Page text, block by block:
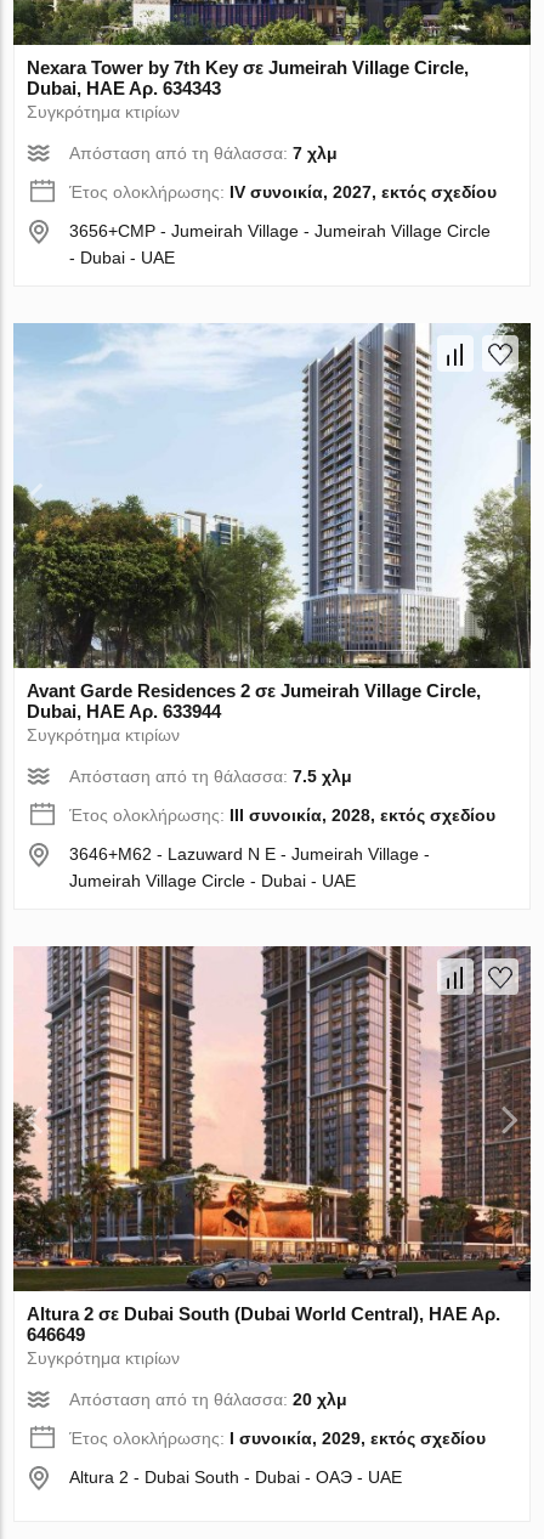
Nexara Tower by 7th Key σε Jumeirah Village Circle,
Dubai, ΗΑΕ Αρ. 634343
Συγκρότημα κτιρίων
Απόσταση από τη θάλασσα:7 χλμ
Έτος ολοκλήρωσης: IV συνοικία, 2027, εκτός σχεδίου
3656+CMP - Jumeirah Village - Jumeirah Village Circle
- Dubai - UAE
Avant Garde Residences 2 σε Jumeirah Village Circle,
Dubai, ΗΑΕ Αρ. 633944
Συγκρότημα κτιρίων
Απόσταση από τη θάλασσα:7.5 χλμ
Έτος ολοκλήρωσης: III συνοικία, 2028, εκτός σχεδίου
3646+M62 - Lazuward N E - Jumeirah Village -
Jumeirah Village Circle - Dubai - UAE
Altura 2 σε Dubai South (Dubai World Central), ΗΑΕ Αρ.
646649
Συγκρότημα κτιρίων
Απόσταση από τη θάλασσα:20 χλμ
Έτος ολοκλήρωσης: I συνοικία, 2029, εκτός σχεδίου
Altura 2 - Dubai South - Dubai - ОАЭ - UAE